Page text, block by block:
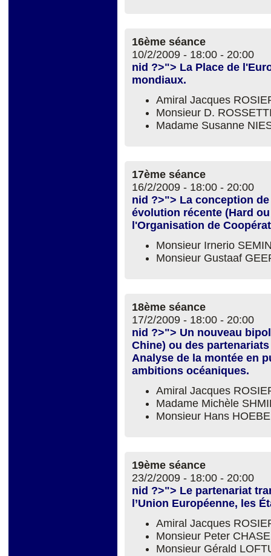
16ème séance
10/2/2009 - 18:00 - 20:00
nid ?>"> La Place de
mondiaux.
Amiral Jacques
Monsieur D.
Madame Susanne
17ème séance
16/2/2009 - 18:00 - 20:00
nid ?>"> La conception
évolution récente (Hard
l'Organisation de
Monsieur Irnerio
Monsieur Gustaaf
18ème séance
17/2/2009 - 18:00 - 20:00
nid ?>"> Un nouveau
Chine) ou des
Analyse de la montée en
ambitions océaniques.
Amiral Jacques
Madame Michèle
Monsieur Hans
19ème séance
23/2/2009 - 18:00 - 20:00
nid ?>"> Le partenariat
l’Union Européenne, les
Amiral Jacques
Monsieur Peter CHASE
Monsieur Gérald